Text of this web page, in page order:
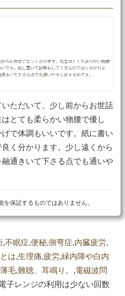
ただいて、少し前からお世話
とても柔らかい物腰で優し
で体調もいいです。紙に書い
く分かります。少し遠くから
通きいて下さる点でも通いや
保証するものではありません。
,不眠症,便秘,側弯症,内臓疲労,
は,生理痛,疲労,緑内障や白内
薄毛,難聴、耳鳴り。 ,電磁波問
子レンジの利用は少ない回数